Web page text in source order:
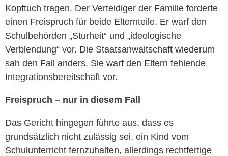
Kopftuch tragen. Der Verteidiger der Familie forderte
einen Freispruch für beide Elternteile. Er warf den
Schulbehörden „Sturheit“ und „ideologische
Verblendung“ vor. Die Staatsanwaltschaft wiederum
sah den Fall anders. Sie warf den Eltern fehlende
Integrationsbereitschaft vor.
Freispruch – nur in diesem Fall
Das Gericht hingegen führte aus, dass es
grundsätzlich nicht zulässig sei, ein Kind vom
Schulunterricht fernzuhalten, allerdings rechtfertige